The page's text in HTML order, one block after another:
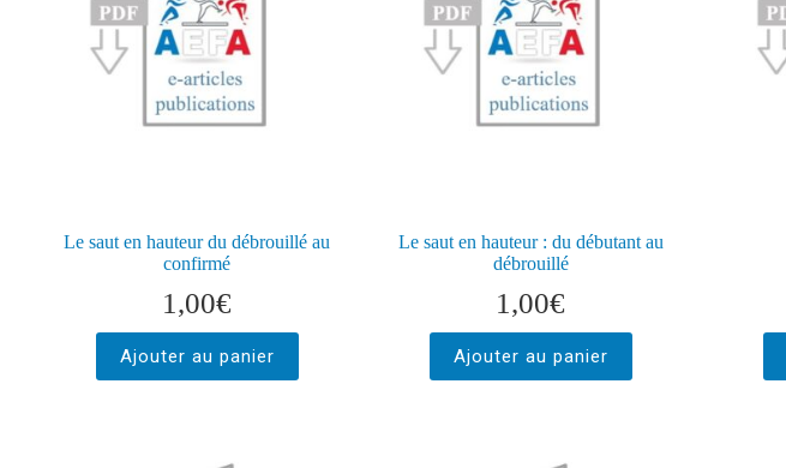
Le saut en hauteur du débrouillé au
confirmé
1,00€
Ajouter au panier
Le saut en hauteur : du débutant au
débrouillé
1,00€
Ajouter au panier